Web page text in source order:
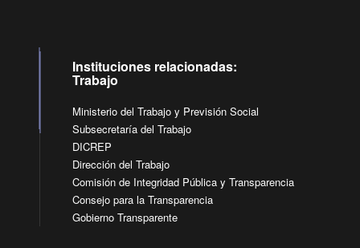
Instituciones relacionadas:
Trabajo
Ministerio del Trabajo y Previsión Social
Subsecretaría del Trabajo
DICREP
Dirección del Trabajo
Comisión de Integridad Pública y Transparencia
Consejo para la Transparencia
Gobierno Transparente